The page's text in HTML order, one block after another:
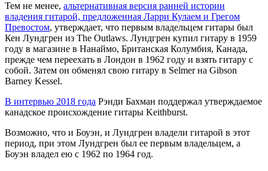
Тем не менее, альтернативная версия ранней истории
владения гитарой, предложенная Ларри Кулаем и Грегом
Превостом, утверждает, что первым владельцем гитары был
Кен Лундгрен из The Outlaws. Лундгрен купил гитару в 1959
году в магазине в Нанаймо, Британская Колумбия, Канада,
прежде чем переехать в Лондон в 1962 году и взять гитару с
собой. Затем он обменял свою гитару в Selmer на Gibson
Barney Kessel.
В интервью 2018 года Рэнди Бахман поддержал утверждаемое
канадское происхождение гитары Keithburst.
Возможно, что и Боуэн, и Лундгрен владели гитарой в этот
период, при этом Лундгрен был ее первым владельцем, а
Боуэн владел ею с 1962 по 1964 год.